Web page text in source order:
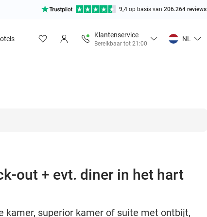
9,4 op basis van 206.264 reviews
Klantenservice
Bereikbaar tot 21:00
NL
out + evt. diner in het hart
kamer, superior kamer of suite met ontbijt,